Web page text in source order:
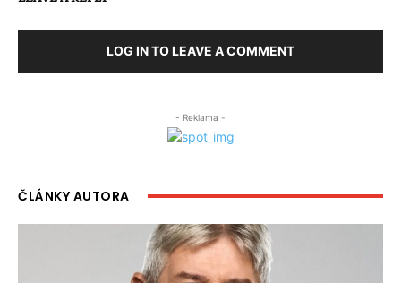
LOG IN TO LEAVE A COMMENT
- Reklama -
ČLÁNKY AUTORA